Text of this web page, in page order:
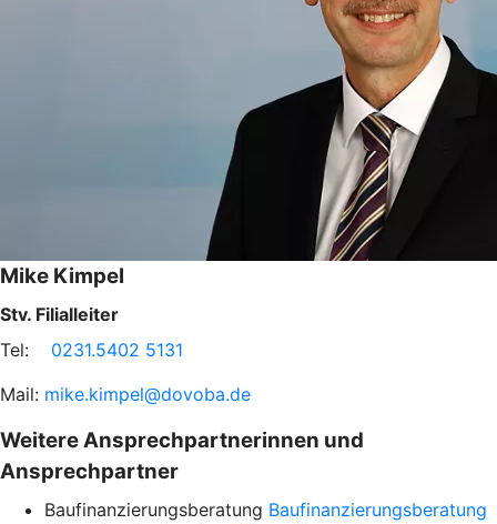
Mike Kimpel
Stv. Filialleiter
Tel: 0231.5402 5131
Mail: mike.kimpel@dovoba.de
Weitere Ansprechpartnerinnen und
Ansprechpartner
Baufinanzierungsberatung Baufinanzierungsberatung